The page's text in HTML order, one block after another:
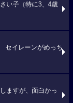
い子（特に3、4歳
セイレーンがめっち
ますが、面白かっ